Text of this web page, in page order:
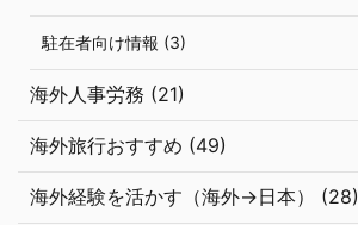
駐在者向け情報 (3)
海外人事労務 (21)
海外旅行おすすめ (49)
海外経験を活かす（海外→日本） (28)